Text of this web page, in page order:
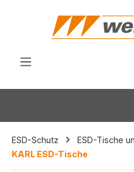
springen
ESD-Schutz
ESD-Tische
KARL ESD-Tische